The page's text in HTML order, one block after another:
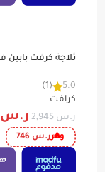
-25%
5.0
(1)
كرافت
ر.س
ر.س
وفرر.س